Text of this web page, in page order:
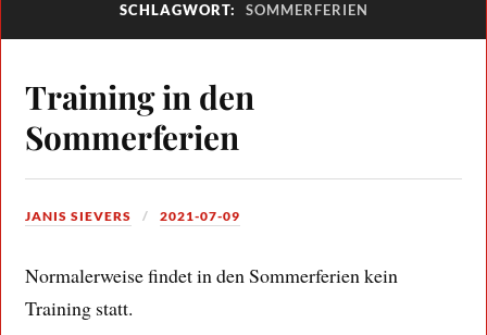
SCHLAGWORT: SOMMERFERIEN
Training in den
Sommerferien
JANIS SIEVERS 2021-07-09
Normalerweise findet in den Sommerferien kein
Training statt.